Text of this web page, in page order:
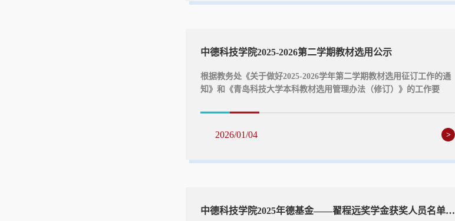
中德科技学院2025-2026第二学期教材选用公示
根据教务处《关于做好2025-2026学年第二学期教材选用征订工作的通
知》和《青岛科技大学本科教材选用管理办法（修订）》的工作要
申请，教研室主任和教学院长进行初步审批，最终经中德科技学院本
科教学工作委员会审议，同意选用以下教材（详情见附件）。现就选
用教材予以公示,公示期为五天(2026年1月4日-1月8日)，如有异议，请
2026/01/04 >
中德科技学院2025年德基金——翟程远奖学金获奖人员名单公示